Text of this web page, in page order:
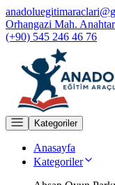
Orhangazi Mah.
(+90) 545 246 46 76
Kategoriler
Anasayfa
Kategoriler